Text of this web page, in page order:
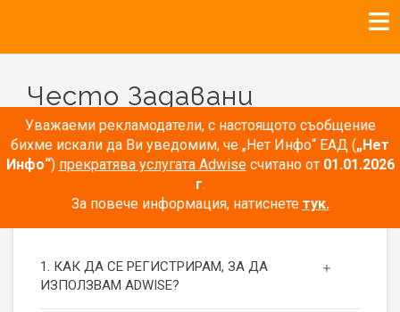
Уважаеми рекламодатели, с настоящото съобщение
бихме искали да Ви уведомим, че „Нет Инфо“ ЕАД („Нет
Инфо“) прекратява услугата Adwiseсчитано от 01.01.2026
г.
За повече информация, натиснете тук.
Често Задавани
Въпроси
РЕГИСТРАЦИЯ
1. КАК ДА СЕ РЕГИСТРИРАМ, ЗА ДА
ИЗПОЛЗВАМ ADWISE?